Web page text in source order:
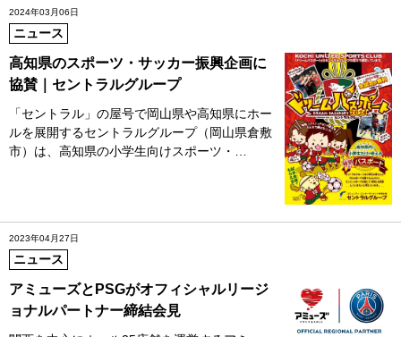
2024年03月06日
ニュース
高知県のスポーツ・サッカー振興企画に
協賛｜セントラルグループ
「セントラル」の屋号で岡山県や高知県にホー
ルを展開するセントラルグループ（岡山県倉敷
市）は、高知県の小学生向けスポーツ・…
2023年04月27日
ニュース
アミューズとPSGがオフィシャルリージ
ョナルパートナー締結会見